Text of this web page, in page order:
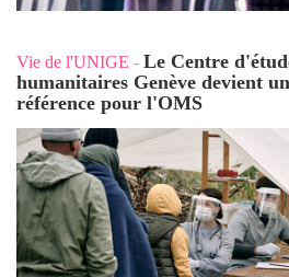
Vie de l'UNIGE - Le Centre
humanitaires Genève devient
référence pour l'OMS